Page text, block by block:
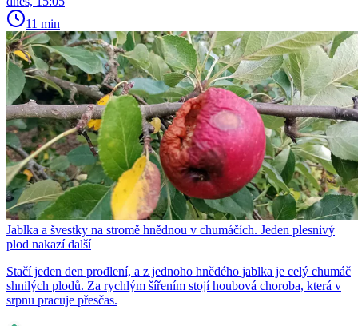
11 min
Jablka a švestky na stromě hnědnou v chumáčích. Jeden plesnivý
plod nakazí další
Stačí jeden den prodlení, a z jednoho hnědého jablka je celý chumáč
shnilých plodů. Za rychlým šířením stojí houbová choroba, která v
srpnu pracuje přesčas.